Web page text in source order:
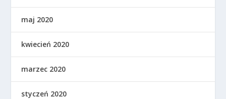
maj 2020
kwiecień 2020
marzec 2020
styczeń 2020